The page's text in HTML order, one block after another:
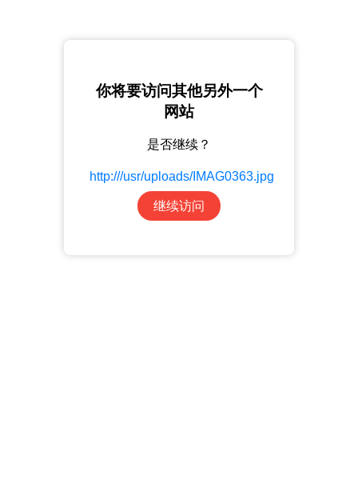
你将要访问其他另外一个
网站
是否继续？
http:///usr/uploads/IMAG0363.jpg
继续访问